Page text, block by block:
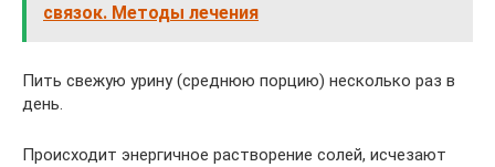
связок. Методы лечения
Пить свежую урину (среднюю порцию) несколько раз в
день.
Происходит энергичное растворение солей, исчезают